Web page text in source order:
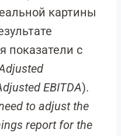
картины
показатели с
EBITDA).
to adjust the
report for the